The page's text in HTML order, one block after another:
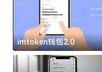
imtoken钱包2.0